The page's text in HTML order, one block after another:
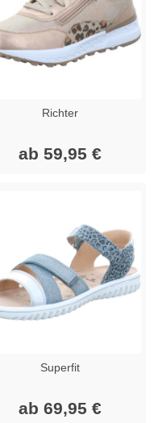
Richter
ab 59,95 €
Superfit
ab 69,95 €